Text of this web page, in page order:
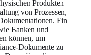
Produkten
von Prozessen,
Ein
Banken und
können, um
Dokumente zu